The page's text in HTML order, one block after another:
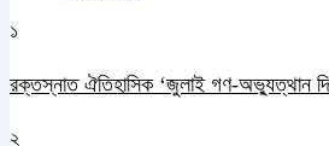
১
রক্তস্নাত ঐতিহাসিক ‌‘জুলাই গণ-অভ্যুত্থান
২